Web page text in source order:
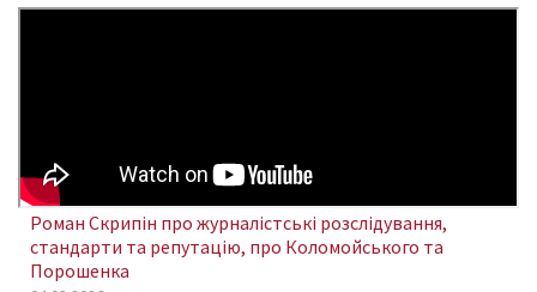
Роман Скрипін про журналістські розслідування,
стандарти та репутацію, про Коломойського та
Порошенка